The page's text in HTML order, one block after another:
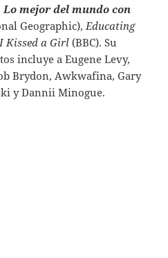
Lo mejor del mundo con
Geographic), Educating
I Kissed a Girl (BBC). Su
incluye a Eugene Levy,
Brydon, Awkwafina, Gary
y Dannii Minogue.